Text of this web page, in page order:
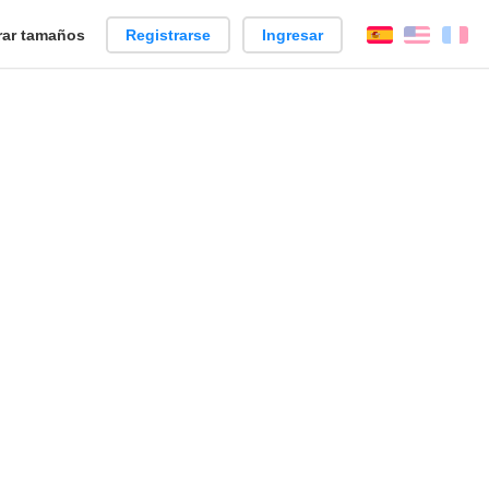
tamaños Registrarse Ingresar EspañolEnglish